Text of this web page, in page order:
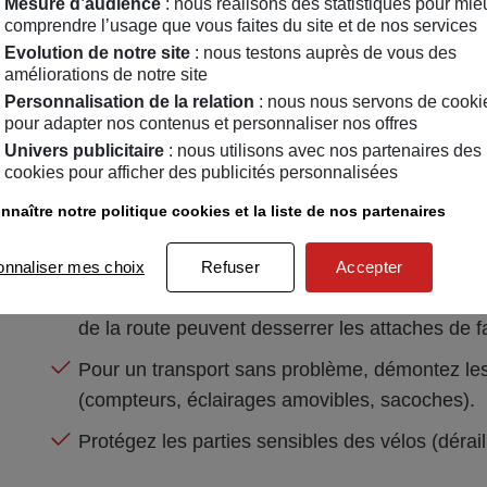
Un porte-vélos coûte entre 30 (sur barre de toit)
l’investissement est justifié par la sécurité apportée.
Avant chaque départ, vous devez vérifier la
par rapport aux recommandations pour
Les amortisseurs doivent être en bon état.
Réalisez un test de stabilité. Secouez
anormal.
Prévoyez des pauses tous les 200 km
de la route peuvent desserrer les attaches de
Pour un transport sans problème, démontez
(compteurs, éclairages amovibles, sacoches).
Protégez les parties sensibles des vélos
comprendre l’usage que vous faites du site et de nos services
Evolution de notre site : nous testons auprès de vous des
améliorations de notre site
Personnalisation de la relation : nous nous servons de
pour adapter nos contenus et personnaliser nos offres
Univers publicitaire : nous utilisons avec nos partenaires des
cookies pour afficher des publicités personnalisées
notre politique cookies et la liste de nos partenaires
mes choix Refuser Accepter